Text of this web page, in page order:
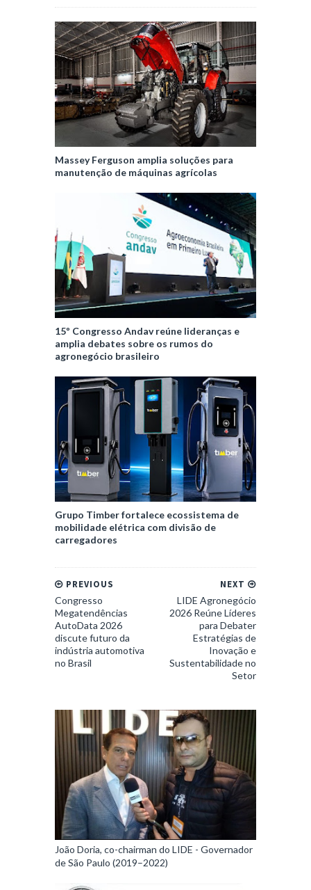
Massey Ferguson amplia soluções para
manutenção de máquinas agrícolas
15º Congresso Andav reúne lideranças e
amplia debates sobre os rumos do
agronegócio brasileiro
Grupo Timber fortalece ecossistema de
mobilidade elétrica com divisão de
carregadores
NEXT
LIDE Agronegócio
2026 Reúne Líderes
para Debater
Estratégias de
Inovação e
Sustentabilidade no
Setor
PREVIOUS
Congresso
Megatendências
AutoData 2026
discute futuro da
indústria automotiva
no Brasil
João Doria, co-chairman do LIDE - Governador
de São Paulo (2019–2022)